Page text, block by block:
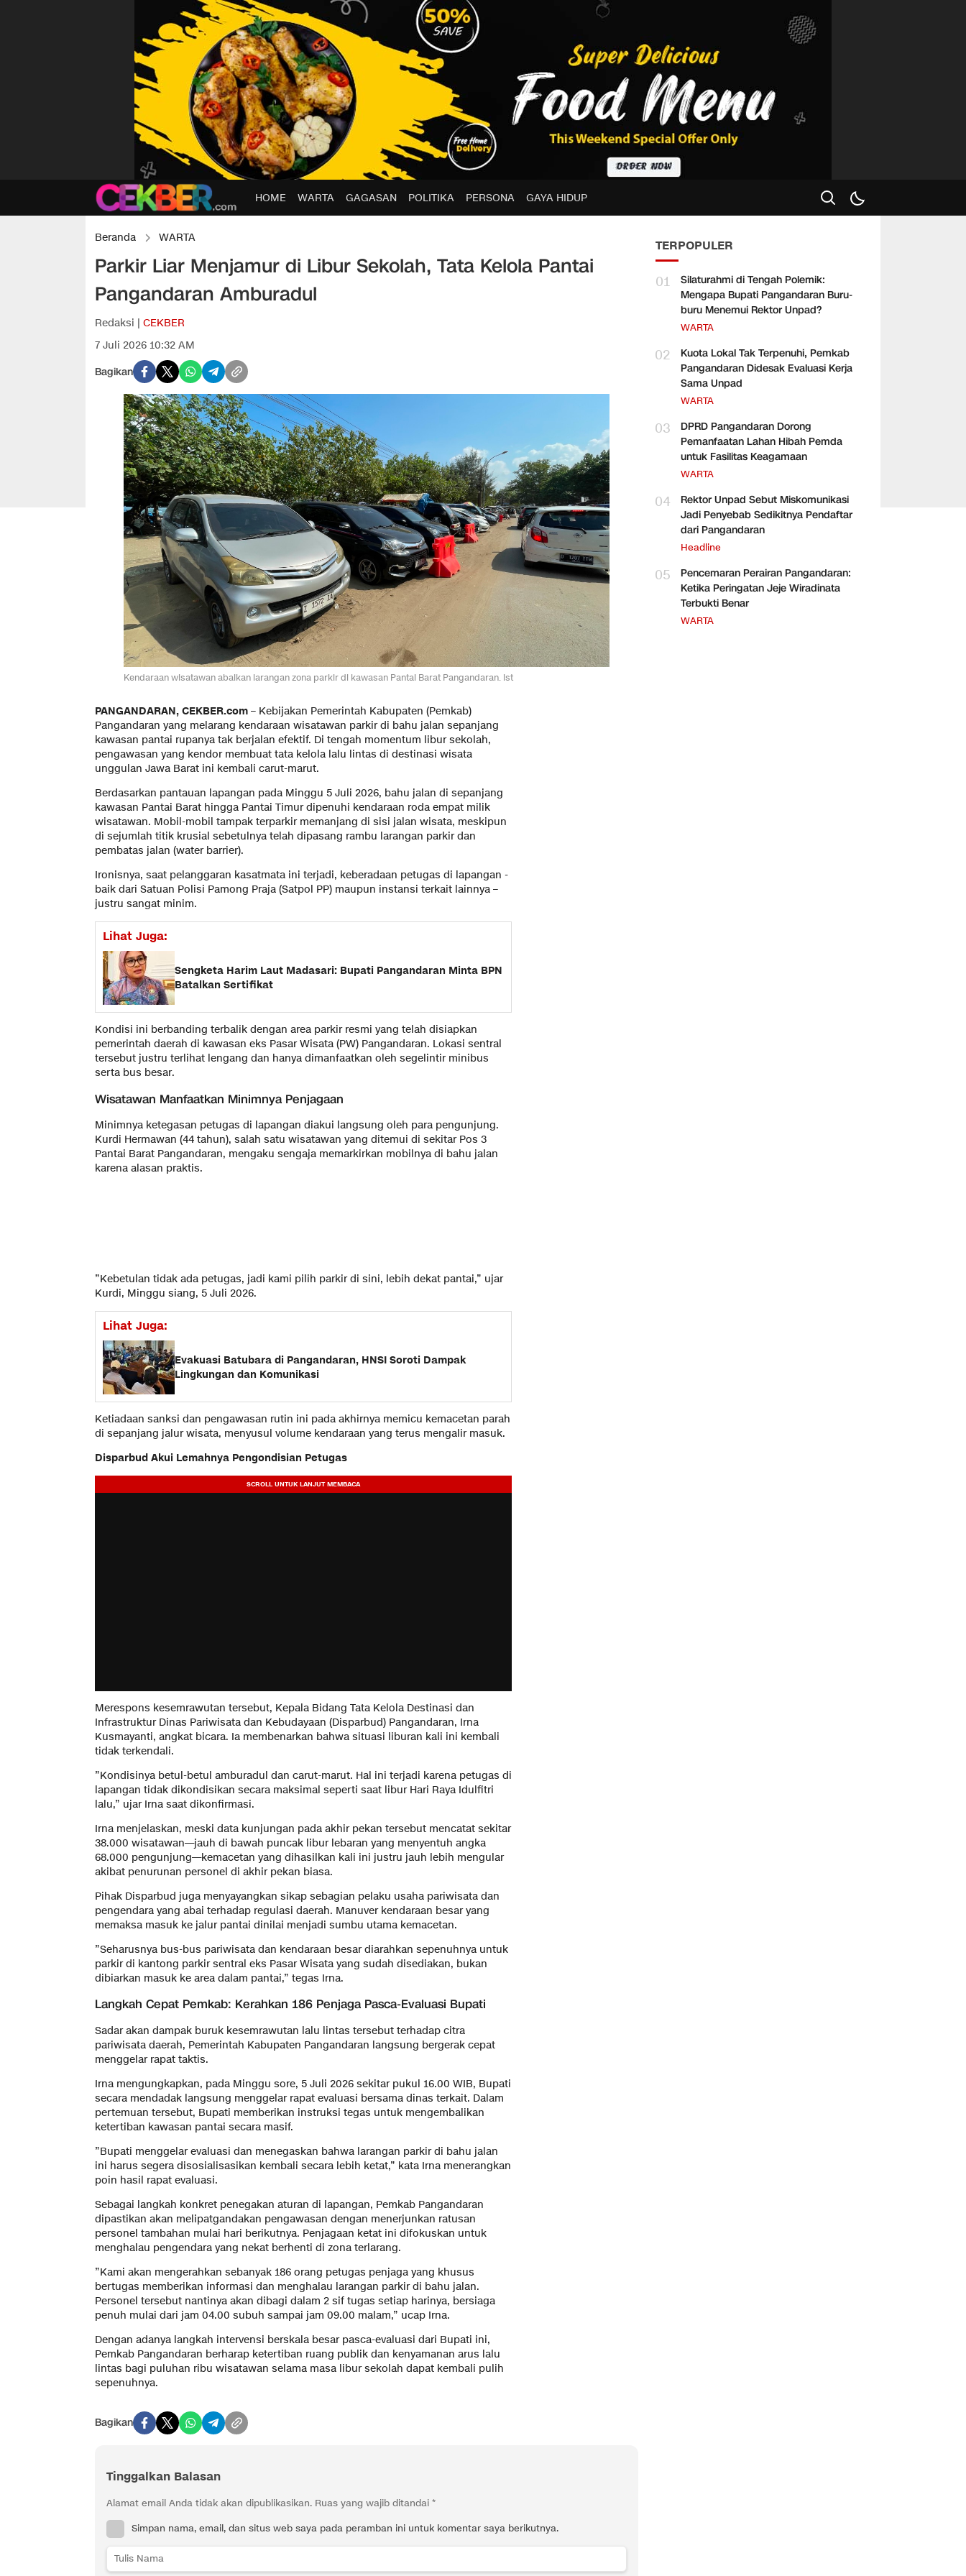
HOME WARTA GAGASAN POLITIKA PERSONA GAYA HIDUP
Beranda WARTA
Parkir Liar Menjamur di Libur Sekolah, Tata Kelola Pantai
Pangandaran Amburadul
Redaksi | CEKBER
7 Juli 2026 10:32 AM
Bagikan
Kendaraan wisatawan abaikan larangan zona parkir di kawasan Pantai Barat Pangandaran. ist
​PANGANDARAN, CEKBER.com – Kebijakan Pemerintah Kabupaten (Pemkab)
Pangandaran yang melarang kendaraan wisatawan parkir di bahu jalan sepanjang
kawasan pantai rupanya tak berjalan efektif. Di tengah momentum libur sekolah,
pengawasan yang kendor membuat tata kelola lalu lintas di destinasi wisata
unggulan Jawa Barat ini kembali carut-marut.
​Berdasarkan pantauan lapangan pada Minggu 5 Juli 2026, bahu jalan di sepanjang
kawasan Pantai Barat hingga Pantai Timur dipenuhi kendaraan roda empat milik
wisatawan. Mobil-mobil tampak terparkir memanjang di sisi jalan wisata, meskipun
di sejumlah titik krusial sebetulnya telah dipasang rambu larangan parkir dan
pembatas jalan (water barrier).
​Ironisnya, saat pelanggaran kasatmata ini terjadi, keberadaan petugas di lapangan -
baik dari Satuan Polisi Pamong Praja (Satpol PP) maupun instansi terkait lainnya –
justru sangat minim.
Lihat Juga:
Sengketa Harim Laut Madasari: Bupati Pangandaran Minta BPN
Batalkan Sertifikat
​Kondisi ini berbanding terbalik dengan area parkir resmi yang telah disiapkan
pemerintah daerah di kawasan eks Pasar Wisata (PW) Pangandaran. Lokasi sentral
tersebut justru terlihat lengang dan hanya dimanfaatkan oleh segelintir minibus
serta bus besar.
​Wisatawan Manfaatkan Minimnya Penjagaan
​Minimnya ketegasan petugas di lapangan diakui langsung oleh para pengunjung.
Kurdi Hermawan (44 tahun), salah satu wisatawan yang ditemui di sekitar Pos 3
Pantai Barat Pangandaran, mengaku sengaja memarkirkan mobilnya di bahu jalan
karena alasan praktis.
​”Kebetulan tidak ada petugas, jadi kami pilih parkir di sini, lebih dekat pantai,” ujar
Kurdi, Minggu siang, 5 Juli 2026.
Lihat Juga:
Evakuasi Batubara di Pangandaran, HNSI Soroti Dampak
Lingkungan dan Komunikasi
​Ketiadaan sanksi dan pengawasan rutin ini pada akhirnya memicu kemacetan parah
di sepanjang jalur wisata, menyusul volume kendaraan yang terus mengalir masuk.
​Disparbud Akui Lemahnya Pengondisian Petugas
​Merespons kesemrawutan tersebut, Kepala Bidang Tata Kelola Destinasi dan
Infrastruktur Dinas Pariwisata dan Kebudayaan (Disparbud) Pangandaran, Irna
Kusmayanti, angkat bicara. Ia membenarkan bahwa situasi liburan kali ini kembali
tidak terkendali.
​”Kondisinya betul-betul amburadul dan carut-marut. Hal ini terjadi karena petugas di
lapangan tidak dikondisikan secara maksimal seperti saat libur Hari Raya Idulfitri
lalu,” ujar Irna saat dikonfirmasi.
​Irna menjelaskan, meski data kunjungan pada akhir pekan tersebut mencatat sekitar
38.000 wisatawan—jauh di bawah puncak libur lebaran yang menyentuh angka
68.000 pengunjung—kemacetan yang dihasilkan kali ini justru jauh lebih mengular
akibat penurunan personel di akhir pekan biasa.
​Pihak Disparbud juga menyayangkan sikap sebagian pelaku usaha pariwisata dan
pengendara yang abai terhadap regulasi daerah. Manuver kendaraan besar yang
memaksa masuk ke jalur pantai dinilai menjadi sumbu utama kemacetan.
​”Seharusnya bus-bus pariwisata dan kendaraan besar diarahkan sepenuhnya untuk
parkir di kantong parkir sentral eks Pasar Wisata yang sudah disediakan, bukan
dibiarkan masuk ke area dalam pantai,” tegas Irna.
​Langkah Cepat Pemkab: Kerahkan 186 Penjaga Pasca-Evaluasi Bupati
​Sadar akan dampak buruk kesemrawutan lalu lintas tersebut terhadap citra
pariwisata daerah, Pemerintah Kabupaten Pangandaran langsung bergerak cepat
menggelar rapat taktis.
​Irna mengungkapkan, pada Minggu sore, 5 Juli 2026 sekitar pukul 16.00 WIB, Bupati
secara mendadak langsung menggelar rapat evaluasi bersama dinas terkait. Dalam
pertemuan tersebut, Bupati memberikan instruksi tegas untuk mengembalikan
ketertiban kawasan pantai secara masif.
​”Bupati menggelar evaluasi dan menegaskan bahwa larangan parkir di bahu jalan
ini harus segera disosialisasikan kembali secara lebih ketat,” kata Irna menerangkan
poin hasil rapat evaluasi.
​Sebagai langkah konkret penegakan aturan di lapangan, Pemkab Pangandaran
dipastikan akan melipatgandakan pengawasan dengan menerjunkan ratusan
personel tambahan mulai hari berikutnya. Penjagaan ketat ini difokuskan untuk
menghalau pengendara yang nekat berhenti di zona terlarang.
​”Kami akan mengerahkan sebanyak 186 orang petugas penjaga yang khusus
bertugas memberikan informasi dan menghalau larangan parkir di bahu jalan.
Personel tersebut nantinya akan dibagi dalam 2 sif tugas setiap harinya, bersiaga
penuh mulai dari jam 04.00 subuh sampai jam 09.00 malam,” ucap Irna.
​Dengan adanya langkah intervensi berskala besar pasca-evaluasi dari Bupati ini,
Pemkab Pangandaran berharap ketertiban ruang publik dan kenyamanan arus lalu
lintas bagi puluhan ribu wisatawan selama masa libur sekolah dapat kembali pulih
sepenuhnya.
Bagikan
Tinggalkan Balasan
Alamat email Anda tidak akan dipublikasikan. Ruas yang wajib ditandai *
Simpan nama, email, dan situs web saya pada peramban ini untuk komentar saya berikutnya.
TERPOPULER
01
Silaturahmi di Tengah Polemik:
Mengapa Bupati Pangandaran Buru-
buru Menemui Rektor Unpad?
WARTA
02
Kuota Lokal Tak Terpenuhi, Pemkab
Pangandaran Didesak Evaluasi Kerja
Sama Unpad
WARTA
03
DPRD Pangandaran Dorong
Pemanfaatan Lahan Hibah Pemda
untuk Fasilitas Keagamaan
WARTA
04
Rektor Unpad Sebut Miskomunikasi
Jadi Penyebab Sedikitnya Pendaftar
dari Pangandaran
Headline
05
Pencemaran Perairan Pangandaran:
Ketika Peringatan Jeje Wiradinata
Terbukti Benar
WARTA